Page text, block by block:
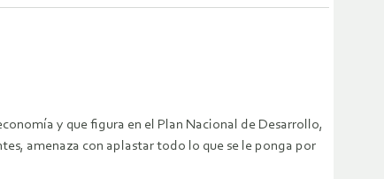
y que figura en el Plan Nacional de Desarrollo,
amenaza con aplastar todo lo que se le ponga por